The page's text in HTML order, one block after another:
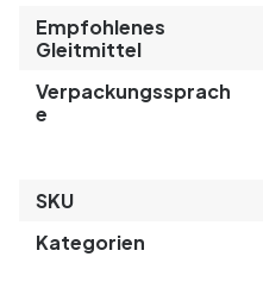
Empfohlenes
Gleitmittel
Verpackungssprach
e
SKU
Kategorien